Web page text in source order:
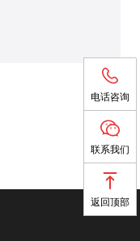
电话咨询
联系我们
返回顶部
电话咨询
联系我们
返回顶部